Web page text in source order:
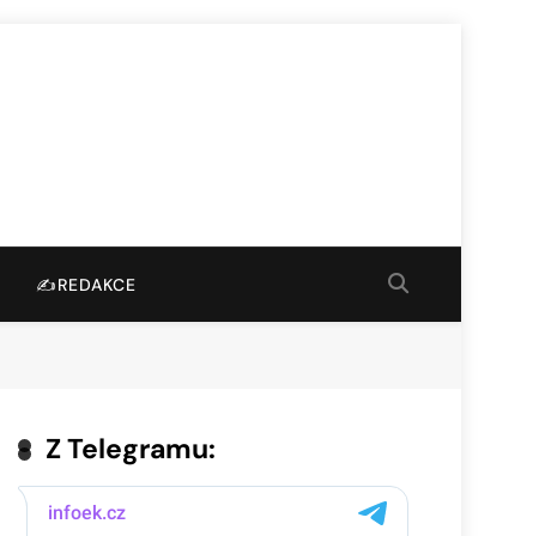
✍️REDAKCE
Z Telegramu: